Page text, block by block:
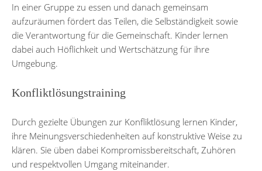
In einer Gruppe zu essen und danach gemeinsam
aufzuräumen fördert das Teilen, die Selbständigkeit sowie
die Verantwortung für die Gemeinschaft. Kinder lernen
dabei auch Höflichkeit und Wertschätzung für ihre
Umgebung.
Konfliktlösungstraining
Durch gezielte Übungen zur Konfliktlösung lernen Kinder,
ihre Meinungsverschiedenheiten auf konstruktive Weise zu
klären. Sie üben dabei Kompromissbereitschaft, Zuhören
und respektvollen Umgang miteinander.